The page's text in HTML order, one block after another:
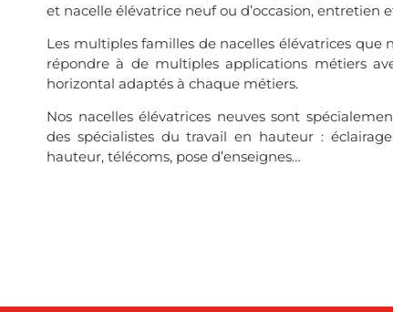
et nacelle élévatrice neuf ou d’occasion, entretien
Les multiples familles de nacelles élévatrices que
répondre à de multiples applications métiers
horizontal adaptés à chaque métiers.
Nos nacelles élévatrices neuves sont
des spécialistes du travail en hauteur :
hauteur, télécoms, pose d’enseignes…